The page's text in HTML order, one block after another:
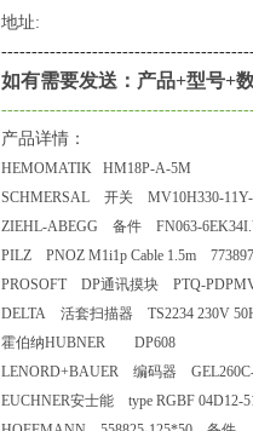
地址:
--------------------------------------
如有需要发送：产品+型号+
产品详情：
HEMOMATIK HM18P-A-5M
SCHMERSAL 开关 MV10H330-11Y-
ZIEHL-ABEGG 备件 FN063-
PILZ PNOZ M1i1p Cable 1.5m
PROSOFT DP通讯摸块 PTQ-
DELTA 活套扫描器 TS2234 230V
霍伯纳HUBNER DP608
LENORD+BAUER 编码器 GEL260C--
EUCHNER安士能 type RGBF